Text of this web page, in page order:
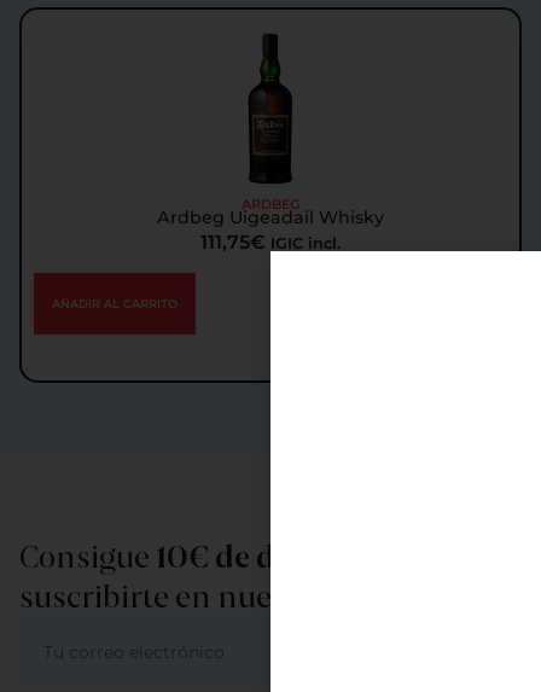
ARDBEG
Ardbeg Uigeadail Whisky
111,75€ IGIC incl.
AÑADIR AL CARRITO
Consigue 10€ de descuento
suscribirte en nuestra newsletter